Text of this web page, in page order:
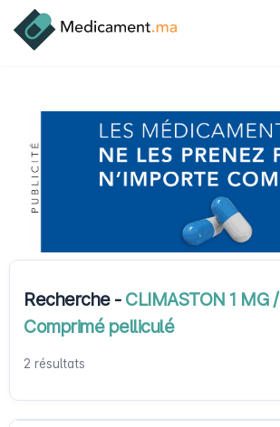
Recherche - CLIMASTON 1 MG
Comprimé pelliculé
2 résultats